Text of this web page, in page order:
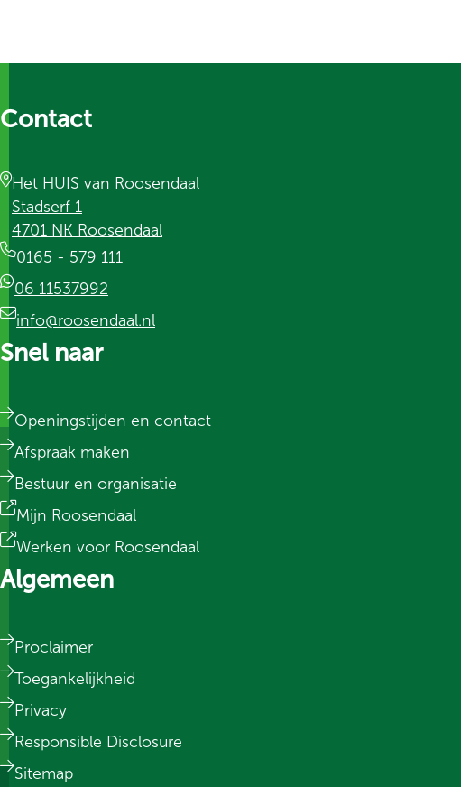
Contact
Het HUIS van Roosendaal
Stadserf 1
4701 NK Roosendaal
0165 - 579 111
06 11537992
info@roosendaal.nl
Snel naar
Openingstijden en contact
Afspraak maken
Bestuur en organisatie
Mijn Roosendaal
Werken voor Roosendaal
Algemeen
Proclaimer
Toegankelijkheid
Privacy
Responsible Disclosure
Sitemap